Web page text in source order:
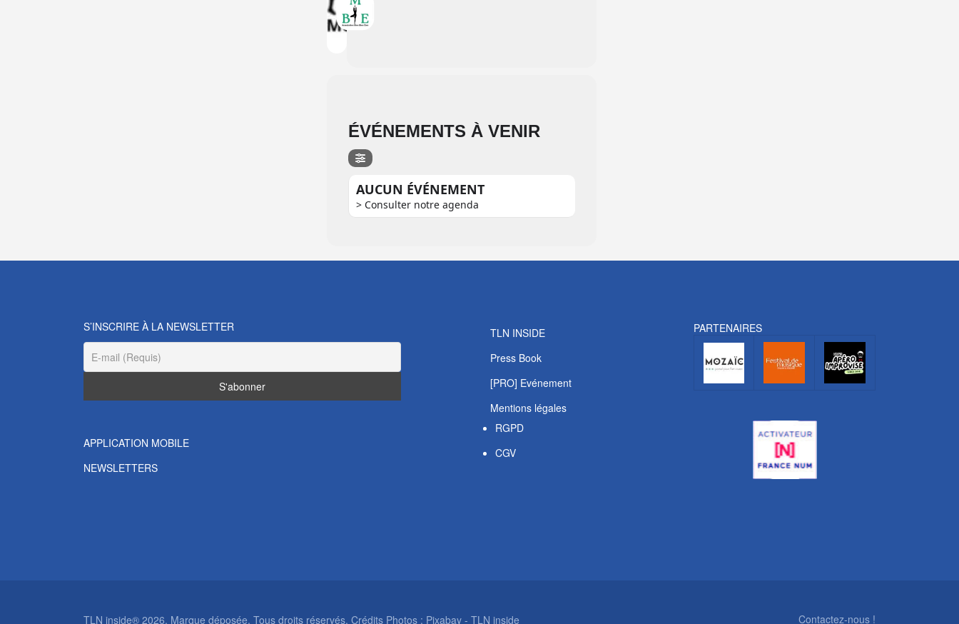
ÉVÉNEMENTS À VENIR
AUCUN ÉVÉNEMENT
> Consulter notre agenda
S’INSCRIRE À LA NEWSLETTER
APPLICATION MOBILE
NEWSLETTERS
TLN INSIDE
Press Book
[PRO] Evénement
Mentions légales
RGPD
CGV
PARTENAIRES
TLN inside® 2026. Marque déposée. Tous droits réservés. Crédits Photos : Pixabay - TLN inside Contactez-nous !